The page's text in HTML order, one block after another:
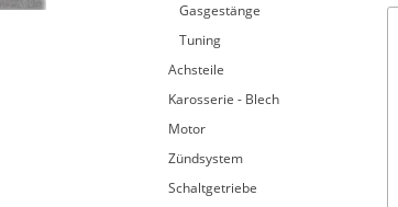
Gasgestänge
Tuning
Achsteile
Karosserie - Blech
Motor
Zündsystem
Schaltgetriebe